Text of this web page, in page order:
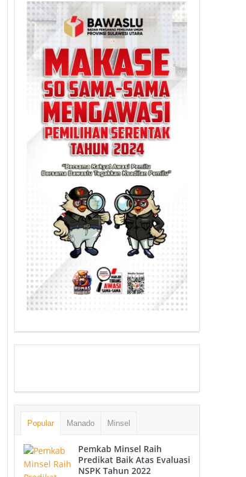
Popular Manado Minsel
Pemkab Minsel Raih
Predikat Baik Atas Evaluasi
NSPK Tahun 2022